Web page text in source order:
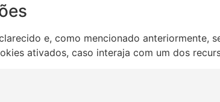
e, como mencionado
ativados, caso interaja com um dos